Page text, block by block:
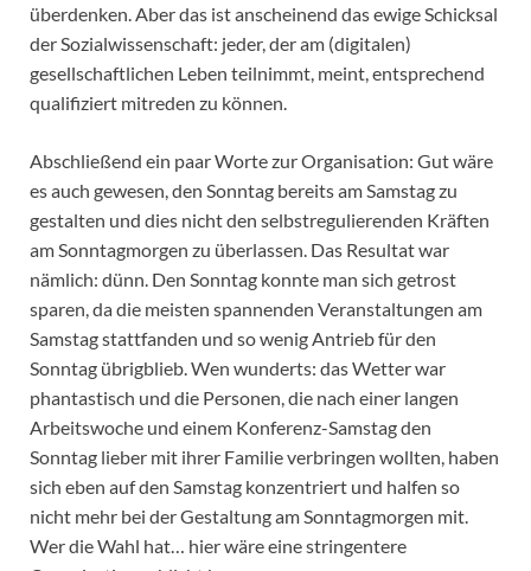
überdenken. Aber das ist anscheinend das ewige Schicksal
der Sozialwissenschaft: jeder, der am (digitalen)
gesellschaftlichen Leben teilnimmt, meint, entsprechend
qualifiziert mitreden zu können.
Abschließend ein paar Worte zur Organisation: Gut wäre
es auch gewesen, den Sonntag bereits am Samstag zu
gestalten und dies nicht den selbstregulierenden Kräften
am Sonntagmorgen zu überlassen. Das Resultat war
nämlich: dünn. Den Sonntag konnte man sich getrost
sparen, da die meisten spannenden Veranstaltungen am
Samstag stattfanden und so wenig Antrieb für den
Sonntag übrigblieb. Wen wunderts: das Wetter war
phantastisch und die Personen, die nach einer langen
Arbeitswoche und einem Konferenz-Samstag den
Sonntag lieber mit ihrer Familie verbringen wollten, haben
sich eben auf den Samstag konzentriert und halfen so
nicht mehr bei der Gestaltung am Sonntagmorgen mit.
Wer die Wahl hat… hier wäre eine stringentere